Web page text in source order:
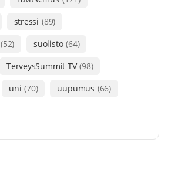
stressi (89)
(52) suolisto (64)
TerveysSummit TV (98)
uni (70) uupumus (66)